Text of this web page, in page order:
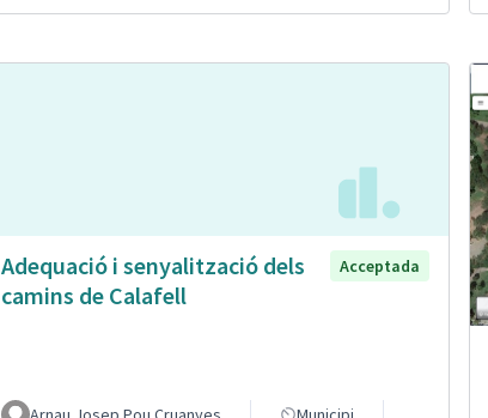
Adequació i senyalització dels
camins de Calafell
Acceptada